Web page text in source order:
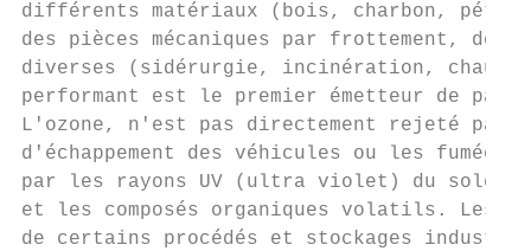
différents matériaux (bois, charbon,
des pièces mécaniques par frottement,
diverses (sidérurgie, incinération,
performant est le premier émetteur de
L'ozone, n'est pas directement rejeté par
d'échappement des véhicules ou les
par les rayons UV (ultra violet) du
et les composés organiques volatils. Les
de certains procédés et stockages